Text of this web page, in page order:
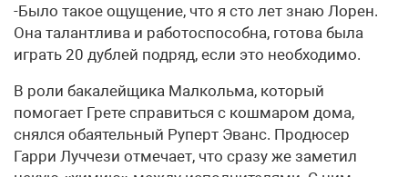
-Было такое ощущение, что я сто лет знаю Лорен.
Она талантлива и работоспособна, готова была
играть 20 дублей подряд, если это необходимо.
В роли бакалейщика Малкольма, который
помогает Грете справиться с кошмаром дома,
снялся обаятельный Руперт Эванс. Продюсер
Гарри Луччези отмечает, что сразу же заметил